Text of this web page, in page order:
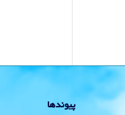
پیوندها